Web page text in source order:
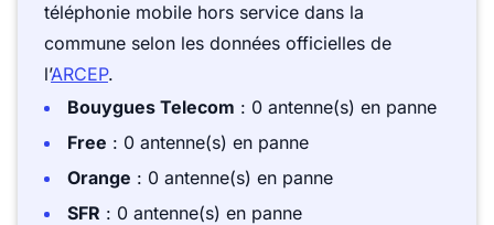
téléphonie mobile hors service dans la
commune selon les données officielles de
l’ARCEP.
Bouygues Telecom : 0 antenne(s) en panne
Free : 0 antenne(s) en panne
Orange : 0 antenne(s) en panne
SFR : 0 antenne(s) en panne